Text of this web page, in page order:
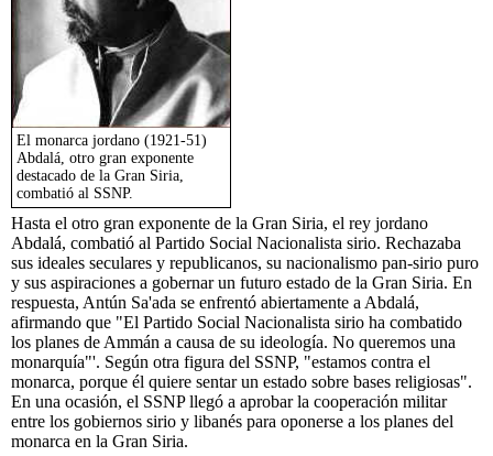
El monarca jordano (1921-51)
Abdalá, otro gran exponente
destacado de la Gran Siria,
combatió al SSNP.
Hasta el otro gran exponente de la Gran Siria, el rey jordano
Abdalá, combatió al Partido Social Nacionalista sirio. Rechazaba
sus ideales seculares y republicanos, su nacionalismo pan-sirio puro
y sus aspiraciones a gobernar un futuro estado de la Gran Siria. En
respuesta, Antún Sa'ada se enfrentó abiertamente a Abdalá,
afirmando que "El Partido Social Nacionalista sirio ha combatido
los planes de Ammán a causa de su ideología. No queremos una
monarquía"'. Según otra figura del SSNP, "estamos contra el
monarca, porque él quiere sentar un estado sobre bases religiosas".
En una ocasión, el SSNP llegó a aprobar la cooperación militar
entre los gobiernos sirio y libanés para oponerse a los planes del
monarca en la Gran Siria.